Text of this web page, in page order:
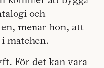
och
menar hon, att
matchen.
För det kan vara